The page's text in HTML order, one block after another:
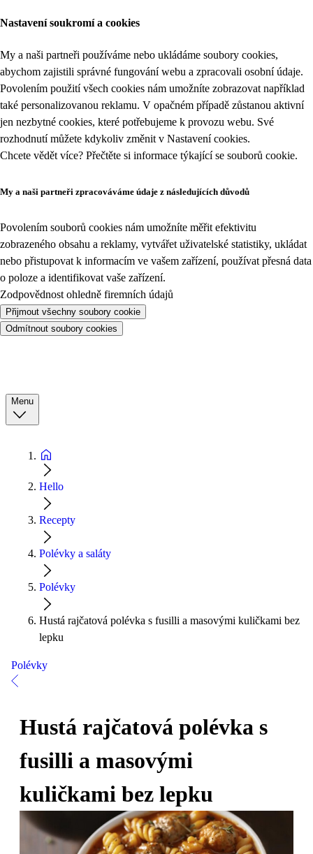
Nastavení soukromí a cookies
My a naši partneři používáme nebo ukládáme soubory cookies,
abychom zajistili správné fungování webu a zpracovali osobní údaje.
Povolením použití všech cookies nám umožníte zobrazovat například
také personalizovanou reklamu. V opačném případě zůstanou aktivní
jen nezbytné cookies, které potřebujeme k provozu webu. Své
rozhodnutí můžete kdykoliv změnit v Nastavení cookies.
Chcete vědět více? Přečtěte si informace týkající se souborů cookie.
My a naši partneři zpracováváme údaje z následujících důvodů
Povolením souborů cookies nám umožníte měřit efektivitu
zobrazeného obsahu a reklamy, vytvářet uživatelské statistiky, ukládat
nebo přistupovat k informacím ve vašem zařízení, používat přesná data
o poloze a identifikovat vaše zařízení.
Zodpovědnost ohledně firemních údajů
Přijmout všechny soubory cookie
Odmítnout soubory cookies
Menu
Hello
Recepty
Polévky a saláty
Polévky
Hustá rajčatová polévka s fusilli a masovými kuličkami bez
lepku
Polévky
Hustá rajčatová polévka s
fusilli a masovými
kuličkami bez lepku